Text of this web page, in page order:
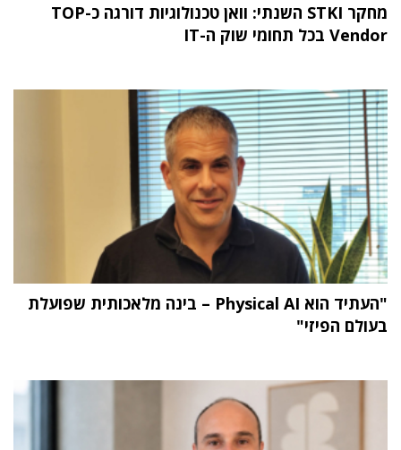
מחקר STKI השנתי: וואן טכנולוגיות דורגה כ-TOP
Vendor בכל תחומי שוק ה-IT
"העתיד הוא Physical AI – בינה מלאכותית שפועלת
בעולם הפיזי"